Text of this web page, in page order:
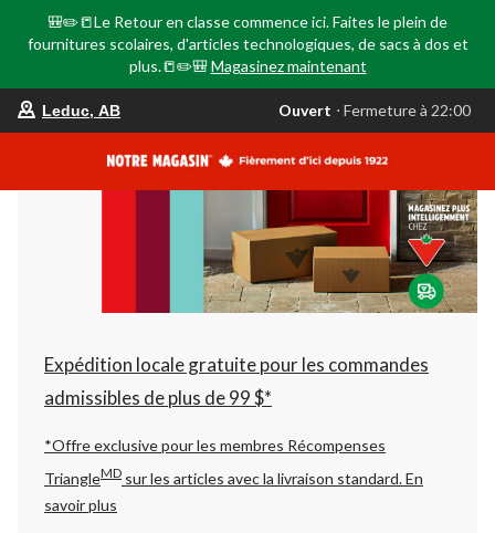
🎒✏️📒Le Retour en classe commence ici. Faites le plein de
fournitures scolaires, d'articles technologiques, de sacs à dos et
plus.📒✏️🎒 Magasinez maintenant
votre
est
AB,
Ouvert,
Fermeture
à
22:00
changer
Leduc, AB Ouvert ⋅ Fermeture à 22:00
Expédition locale gratuite pour les commandes
admissibles de plus de 99 $*
*Offre exclusive pour les membres Récompenses
TriangleMD sur les articles avec la livraison standard.En
savoir plus